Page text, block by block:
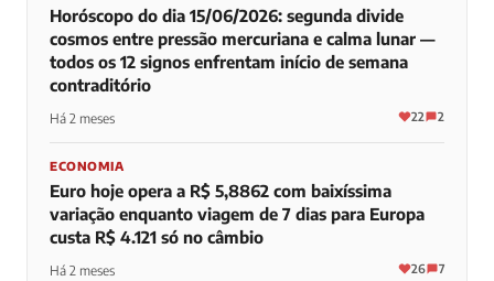
Horóscopo do dia 15/06/2026: segunda divide
cosmos entre pressão mercuriana e calma lunar —
todos os 12 signos enfrentam início de semana
contraditório
Há 2 meses 22 2
ECONOMIA
Euro hoje opera a R$ 5,8862 com baixíssima
variação enquanto viagem de 7 dias para Europa
custa R$ 4.121 só no câmbio
Há 2 meses 26 7